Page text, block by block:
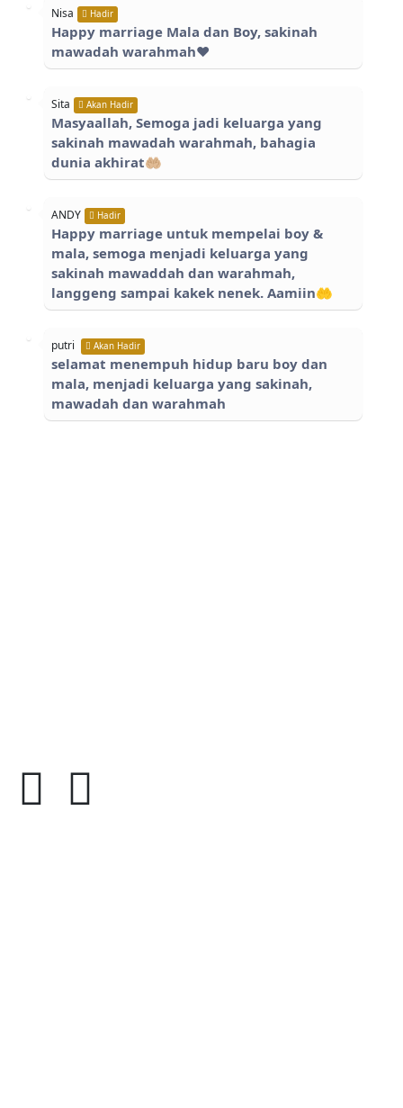
Nisa Hadir
Happy marriage Mala dan Boy, sakinah
mawadah warahmah❤️
Sita Akan Hadir
Masyaallah, Semoga jadi keluarga yang
sakinah mawadah warahmah, bahagia
dunia akhirat🤲🏼
ANDY Hadir
Happy marriage untuk mempelai boy &
mala, semoga menjadi keluarga yang
sakinah mawaddah dan warahmah,
langgeng sampai kakek nenek. Aamiin🤲
putri Akan Hadir
selamat menempuh hidup baru boy dan
mala, menjadi keluarga yang sakinah,
mawadah dan warahmah